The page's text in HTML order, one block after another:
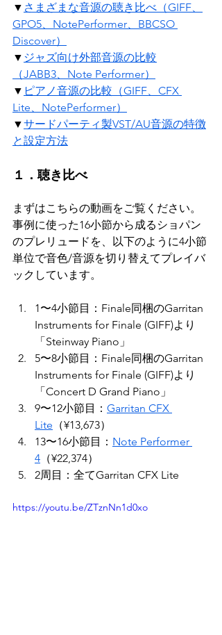
▼ さまざまな音源の聴き比べ（GIFF、
GPO5、NotePerformer、BBCSO
Discover）
▼ ジャズ向け外部音源の比較
（JABB3、Note Performer）
▼ ピアノ音源の比較（GIFF、CFX
Lite、NotePerformer）
▼サードパーティ製VST/AU音源の特徴
と設定方法
１．聴き比べ
まずはこちらの動画をご覧ください。
事例に使った16小節から成るショパン
のプレリュードを、以下のように4小節
単位で音色/音源を切り替えてプレイバ
ックしています。
1〜4小節目：Finale同梱のGarritan
Instruments for Finale (GIFF)より
「Steinway Piano」
5〜8小節目：Finale同梱のGarritan
Instruments for Finale (GIFF)より
「Concert D Grand Piano」
9〜12小節目： Garritan CFX
Lite （¥13,673）
13〜16小節目： Note Performer
4 （¥22,374）
2周目：全てGarritan CFX Lite
https://youtu.be/ZTznNn1d0xo